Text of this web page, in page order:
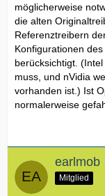
möglicherweise
die alten
Referenztreibern
Konfigurationen
berücksichtigt.
muss, und nVidia
vorhanden ist.) Ist
normalerweise
earlmob
Mitglied